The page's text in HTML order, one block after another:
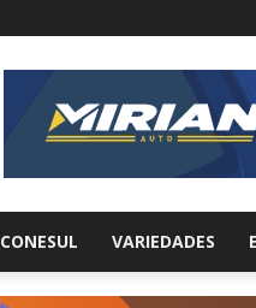
CONESUL VARIEDADES